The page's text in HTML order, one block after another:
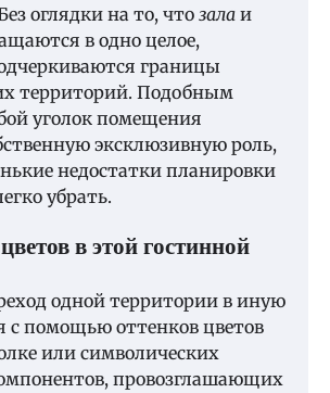
оглядки на то, что зала и
в одно целое,
границы
территорий. Подобным
уголок помещения
эксклюзивную роль,
недостатки планировки
убрать.
в этой гостинной
одной территории в иную
с помощью оттенков цветов
или символических
провозглашающих